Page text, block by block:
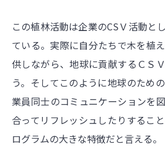
この植林活動は企業のCSＶ活動と
ている。実際に自分たちで木を植
供しながら、地球に貢献するＣＳ
う。そしてこのように地球のため
業員同士のコミュニケーションを
合ってリフレッシュしたりするこ
ログラムの大きな特徴だと言える。